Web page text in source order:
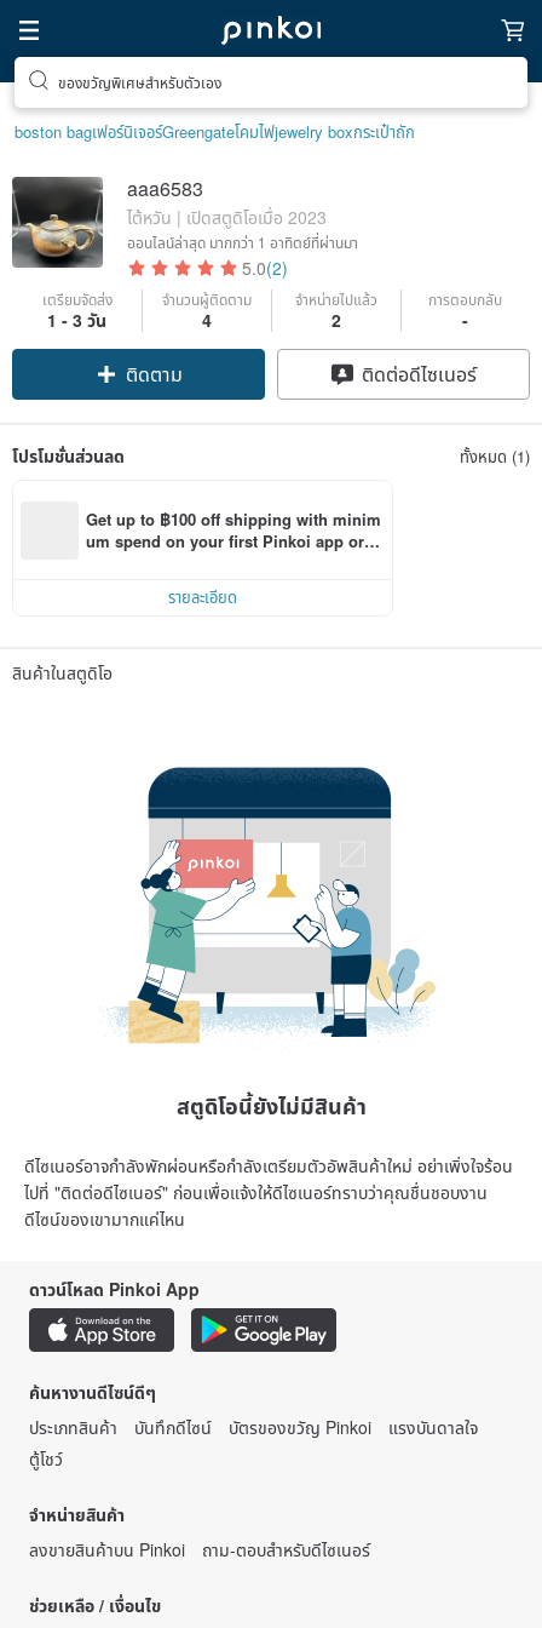
ของขวัญพิเศษสำหรับตัวเอง
boston bagเฟอร์นิเจอร์Greengateโคมไฟjewelry boxกระเป๋าถัก
aaa6583
ไต้หวัน | เปิดสตูดิโอเมื่อ 2023
ออนไลน์ล่าสุด มากกว่า 1 อาทิตย์ที่ผ่านมา
5.0(2)
เตรียมจัดส่ง
1 - 3 วัน
จำนวนผู้ติดตาม
4
จำหน่ายไปแล้ว
2
การตอบกลับ
-
ติดตาม ติดต่อดีไซเนอร์
โปรโมชั่นส่วนลด ทั้งหมด (1)
Get up to ฿100 off shipping with minim
um spend on your first Pinkoi app orde
รายละเอียด
สินค้าในสตูดิโอ
สตูดิโอนี้ยังไม่มีสินค้า
ดีไซเนอร์อาจกำลังพักผ่อนหรือกำลังเตรียมตัวอัพสินค้าใหม่ อย่าเพิ่งใจร้อน
ไปที่ "ติดต่อดีไซเนอร์" ก่อนเพื่อแจ้งให้ดีไซเนอร์ทราบว่าคุณชื่นชอบงาน
ดีไซน์ของเขามากแค่ไหน
ดาวน์โหลด Pinkoi App
ค้นหางานดีไซน์ดีๆ
ประเภทสินค้า
บันทึกดีไซน์ บัตรของขวัญ Pinkoi
แรงบันดาลใจ
ตู้โชว์
จำหน่ายสินค้า
ลงขายสินค้าบน Pinkoi
ถาม-ตอบสำหรับดีไซเนอร์
ช่วยเหลือ / เงื่อนไข